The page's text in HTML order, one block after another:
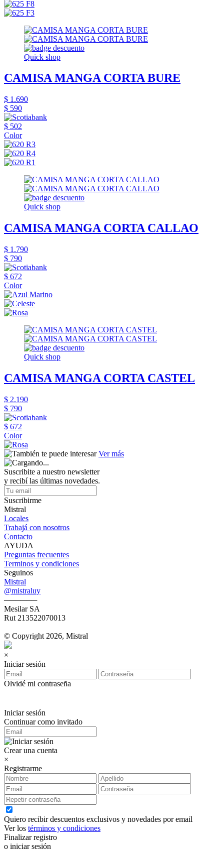
Quick shop
CAMISA MANGA CORTA BURE
$ 1.690
$ 590
$ 502
Color
Quick shop
CAMISA MANGA CORTA CALLAO
$ 1.790
$ 790
$ 672
Color
Quick shop
CAMISA MANGA CORTA CASTEL
$ 2.190
$ 790
$ 672
Color
Ver más
Suscribite a nuestro newsletter
y recibí las últimas novedades.
Suscribirme
Mistral
Locales
Trabajá con nosotros
Contacto
AYUDA
Preguntas frecuentes
Terminos y condiciones
Seguinos
Mistral
@mistraluy
──────
Mesilar SA
Rut 213522070013
© Copyright 2026, Mistral
×
Iniciar sesión
Olvidé mi contraseña
Iniciar sesión
Continuar como invitado
Crear una cuenta
×
Registrarme
Quiero recibir descuentos exclusivos y novedades por email
Ver los términos y condiciones
Finalizar registro
o iniciar sesión